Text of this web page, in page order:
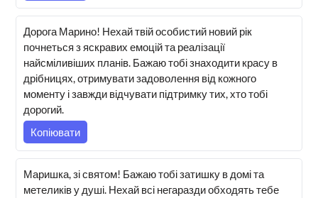
Дорога Марино! Нехай твій особистий новий рік
почнеться з яскравих емоцій та реалізації
найсміливіших планів. Бажаю тобі знаходити красу в
дрібницях, отримувати задоволення від кожного
моменту і завжди відчувати підтримку тих, хто тобі
дорогий.
Копіювати
Маришка, зі святом! Бажаю тобі затишку в домі та
метеликів у душі. Нехай всі негаразди обходять тебе